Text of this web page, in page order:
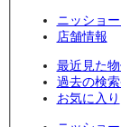
ニッショ
店舗情報
最近見た
過去の検
お気に入り